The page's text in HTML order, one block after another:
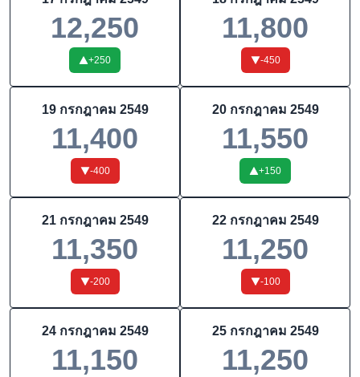
12,250
+250
11,800
-450
19 กรกฎาคม 2549
11,400
-400
20 กรกฎาคม 2549
11,550
+150
21 กรกฎาคม 2549
11,350
-200
22 กรกฎาคม 2549
11,250
-100
24 กรกฎาคม 2549
11,150
25 กรกฎาคม 2549
11,250